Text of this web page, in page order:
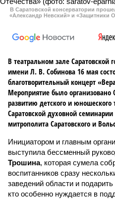
В Саратовской консерватории
«Александр Невский» и «Защитники
В театральном зале Саратовской
имени Л. В. Собинова 16 мая
благотворительный концерт
Мероприятие было
развитию детского и
Саратовской духовной
митрополита Саратовского и
Инициатором и главным
выступила бессменный
Трошина, которая сумела
воспитанников сразу
заведений области и
кто особенно нуждается в